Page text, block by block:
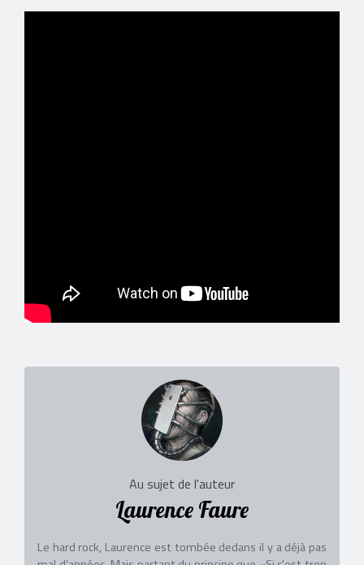
Au sujet de l'auteur
Laurence Faure
Le hard rock, Laurence est tombée dedans il y a déjà pas